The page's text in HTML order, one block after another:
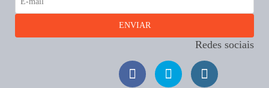
Redes sociais